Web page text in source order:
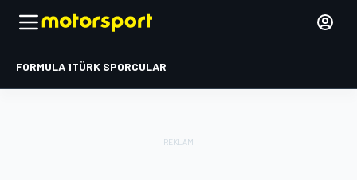
FORMULA 1TÜRK SPORCULAR